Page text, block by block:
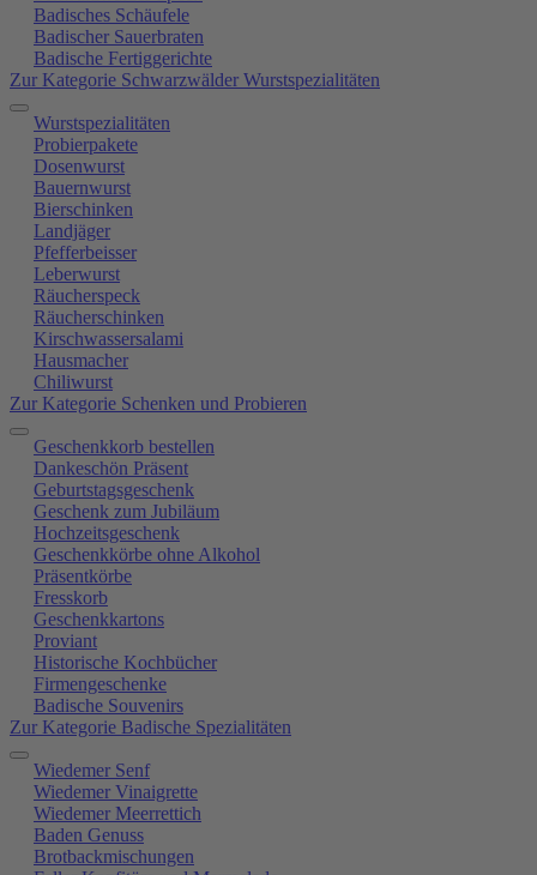
Badisches Schäufele
Badischer Sauerbraten
Badische Fertiggerichte
Zur Kategorie Schwarzwälder Wurstspezialitäten
Wurstspezialitäten
Probierpakete
Dosenwurst
Bauernwurst
Bierschinken
Landjäger
Pfefferbeisser
Leberwurst
Räucherspeck
Räucherschinken
Kirschwassersalami
Hausmacher
Chiliwurst
Zur Kategorie Schenken und Probieren
Geschenkkorb bestellen
Dankeschön Präsent
Geburtstagsgeschenk
Geschenk zum Jubiläum
Hochzeitsgeschenk
Geschenkkörbe ohne Alkohol
Präsentkörbe
Fresskorb
Geschenkkartons
Proviant
Historische Kochbücher
Firmengeschenke
Badische Souvenirs
Zur Kategorie Badische Spezialitäten
Wiedemer Senf
Wiedemer Vinaigrette
Wiedemer Meerrettich
Baden Genuss
Brotbackmischungen